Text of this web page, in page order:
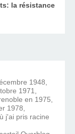
la résistance
1948,
1971,
en 1975,
1978,
j'ai pris racine